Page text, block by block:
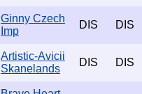
Ginny Czech
Imp
DIS DIS
Artistic-Avicii
Skanelands
DIS DIS